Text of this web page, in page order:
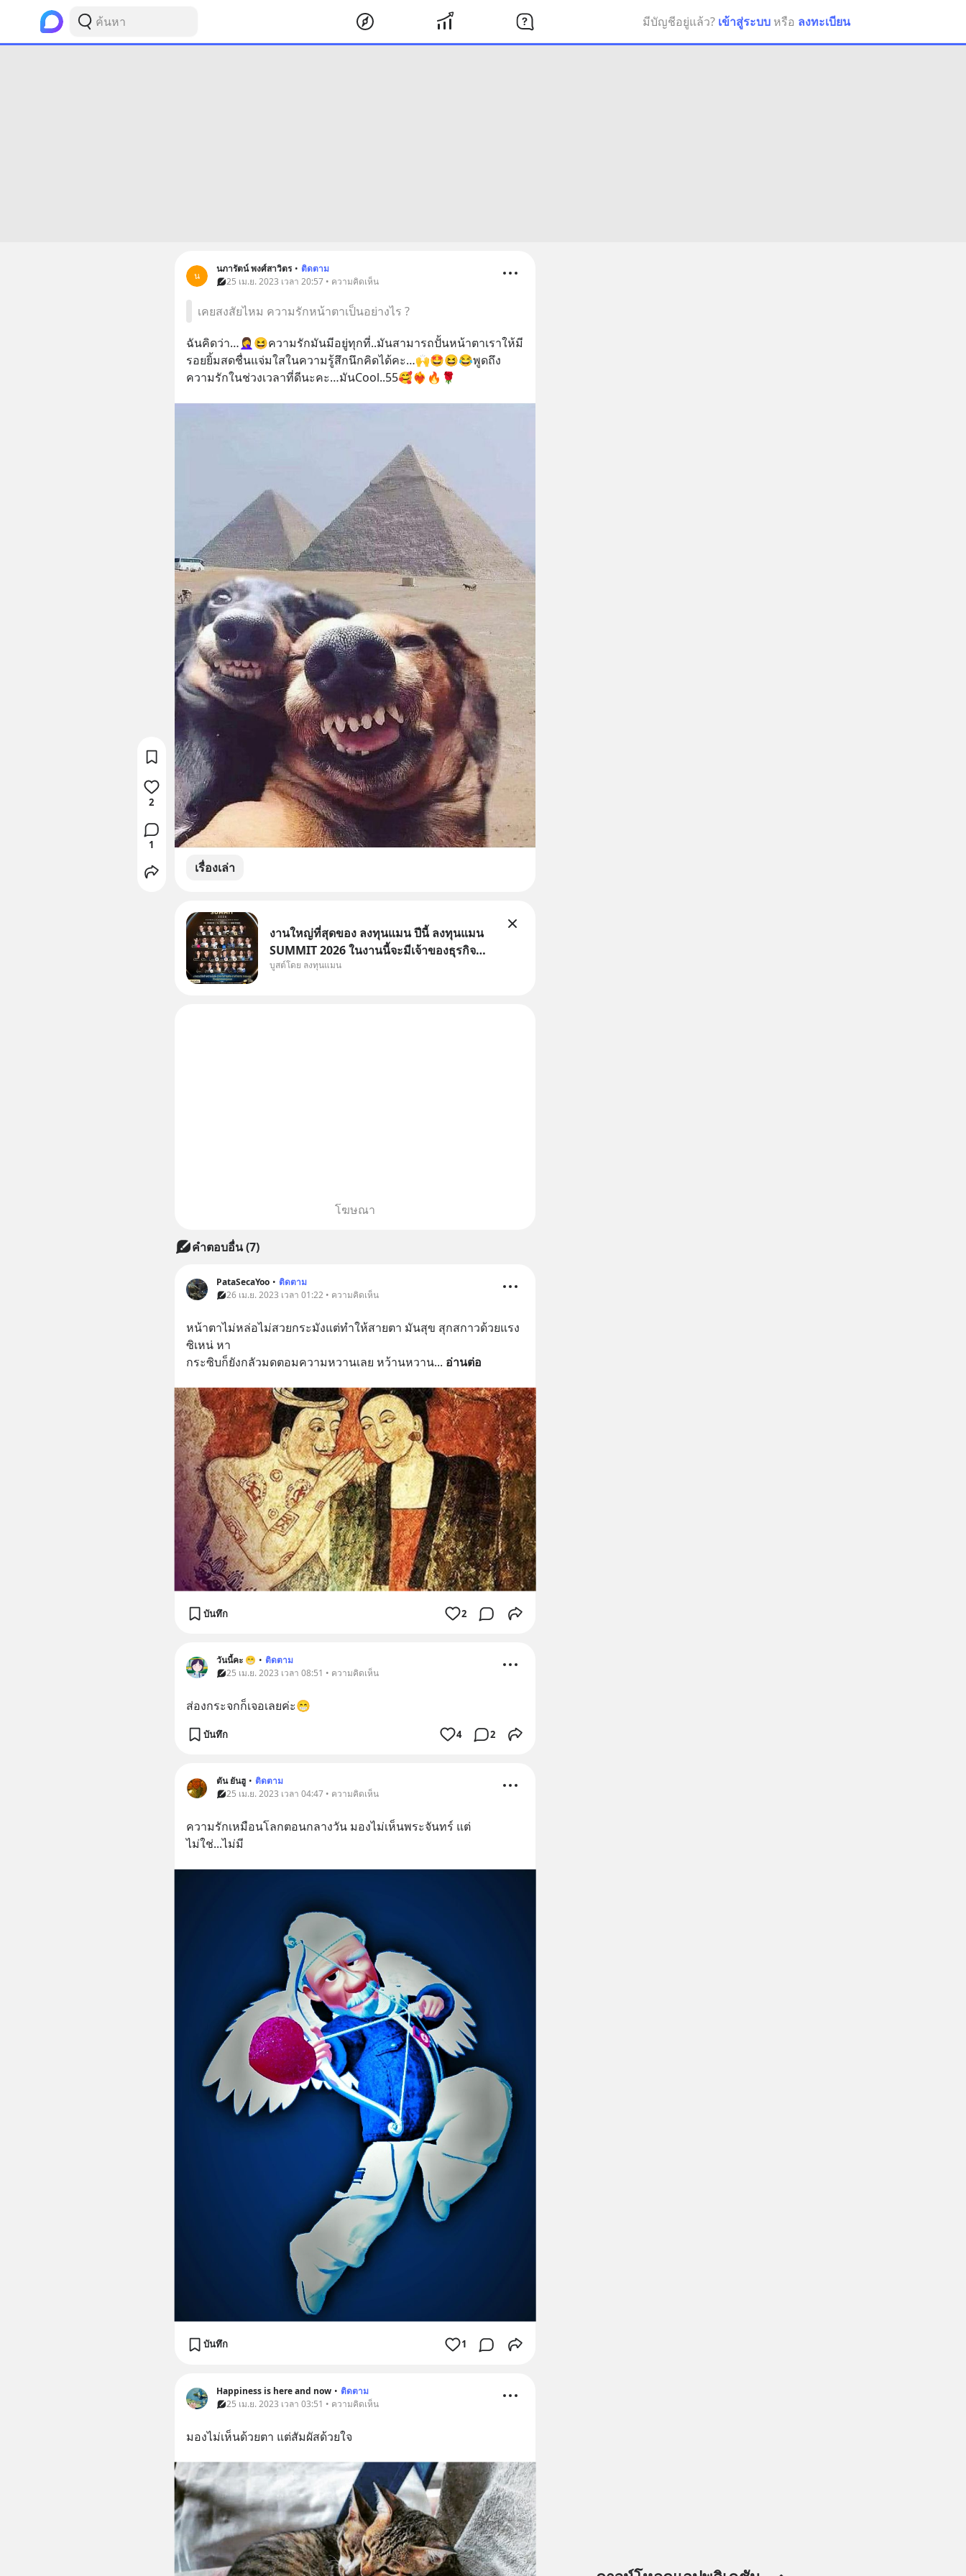
มีบัญชีอยู่แล้ว? เข้าสู่ระบบ หรือ ลงทะเบียน
น
นภารัตน์ พงศ์สาวิตร • ติดตาม
25 เม.ย. 2023 เวลา 20:57 • ความคิดเห็น
เคยสงสัยไหม ความรักหน้าตาเป็นอย่างไร ?
ฉันคิดว่า…🤦‍♀️😆ความรักมันมีอยู่ทุกที่..มันสามารถปั้นหน้าตาเราให้มี
รอยยิ้มสดชื่นแจ่มใสในความรู้สึกนึกคิดได้คะ…🙌🤩😆😂พูดถึง
ความรักในช่วงเวลาที่ดีนะคะ…มันCool..55🥰❤️‍🔥🔥🌹
เรื่องเล่า
2
1
งานใหญ่ที่สุดของ ลงทุนแมน ปีนี้ ลงทุนแมน
SUMMIT 2026 ในงานนี้จะมีเจ้าของธุรกิจ
Dr.PONG, หมึกกรุบ, Srichand, Jones’
บูสต์โดย ลงทุนแมน
โฆษณา
คำตอบอื่น(7)
PataSecaYoo • ติดตาม
26 เม.ย. 2023 เวลา 01:22 • ความคิดเห็น
หน้าตาไม่หล่อไม่สวยกระมังแต่ทำให้สายตา มันสุข สุกสกาวด้วยแรง
ซิเหน่ หา
กระซิบก็ยังกลัวมดตอมความหวานเลย หว้านหวาน... อ่านต่อ
บันทึก 2
วันนี้คะ 😁 • ติดตาม
25 เม.ย. 2023 เวลา 08:51 • ความคิดเห็น
ส่องกระจกก็เจอเลยค่ะ😁
บันทึก 4 2
ตัน ยันฮู • ติดตาม
25 เม.ย. 2023 เวลา 04:47 • ความคิดเห็น
ความรักเหมือนโลกตอนกลางวัน มองไม่เห็นพระจันทร์ แต่
ไม่ใช่...ไม่มี
บันทึก 1
Happiness is here and now • ติดตาม
25 เม.ย. 2023 เวลา 03:51 • ความคิดเห็น
มองไม่เห็นด้วยตา แต่สัมผัสด้วยใจ